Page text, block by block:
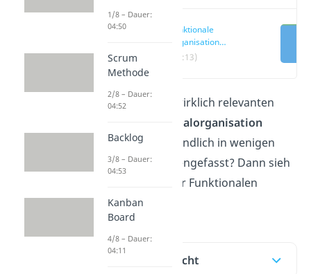
Funktionale
Organisation
Definition
(00:13)
Du möchtest die wirklich relevanten
Funktionalorganisation
einfach und verständlich in wenigen
Minuten zusammengefasst? Dann sieh
zur Funktionalen
Organisation an!
Inhaltsübersicht
1/8 – Dauer:
04:50
Scrum
Methode
2/8 – Dauer:
04:52
Backlog
3/8 – Dauer:
04:53
Kanban
Board
4/8 – Dauer:
04:11